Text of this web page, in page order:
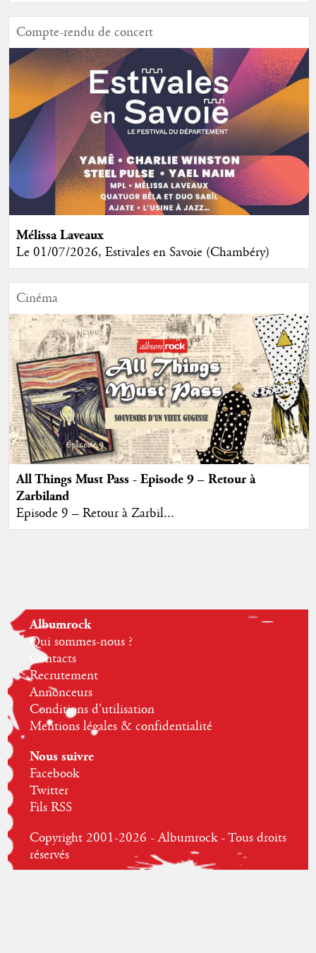
Compte-rendu de concert
Mélissa Laveaux
Le 01/07/2026, Estivales en Savoie (Chambéry)
Cinéma
All Things Must Pass - Episode 9 – Retour à
Zarbiland
Episode 9 – Retour à Zarbil...
Albumrock
Qui sommes-nous ?
Contacts
Recrutement
Annonceurs
Conditions d'utilisation
Mentions légales & confidentialité
Nous suivre
Facebook
Twitter
Fils RSS
Copyright 2001-2026 - Albumrock - Tous droits
réservés